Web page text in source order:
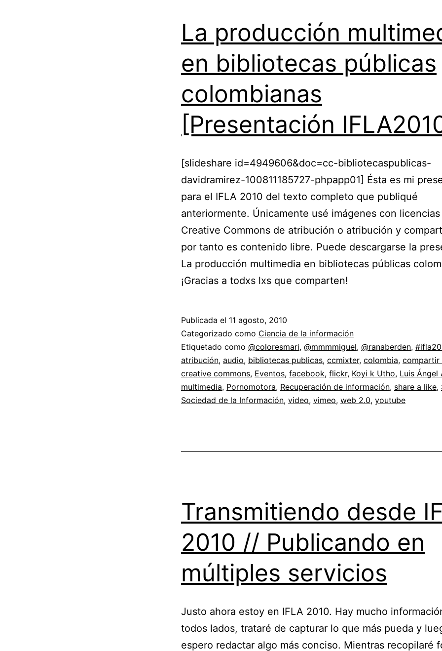
profesionales
la
La producción
en bibliotecas públicas
colombianas
[Presentación
[slideshare id=4949606&doc=cc-bibliotecaspublicas-
davidramirez-100811185727-phpapp01] Ésta es mi
para el IFLA 2010 del texto completo que publiqué
anteriormente. Únicamente usé imágenes con licencias
Creative Commons de atribución o atribución y
por tanto es contenido libre. Puede descargarse la
La producción multimedia en bibliotecas públicas
¡Gracias a todxs lxs que comparten!
Publicada el 11 agosto, 2010
Categorizado como Ciencia de la información
Etiquetado como @coloresmari, @mmmmiguel, @ranaberden,
atribución, audio, bibliotecas publicas, ccmixter, colombia, compartir
creative commons, Eventos, facebook, flickr, Koyi k Utho, Luis Ángel
multimedia, Pornomotora, Recuperación de información, share a like,
Sociedad de la Información, video, vimeo, web 2.0, youtube
Transmitiendo desde
2010 // Publicando en
múltiples servicios
Justo ahora estoy en IFLA 2010. Hay mucho
todos lados, trataré de capturar lo que más pueda y
espero redactar algo más conciso. Mientras recopilaré